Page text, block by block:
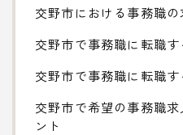
交野市における事務職
交野市で事務職に転職す
交野市で事務職に転職
交野市で希望の事務職
ント